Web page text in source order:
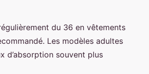
du 36 en vêtements
Les modèles adultes
d’absorption souvent plus